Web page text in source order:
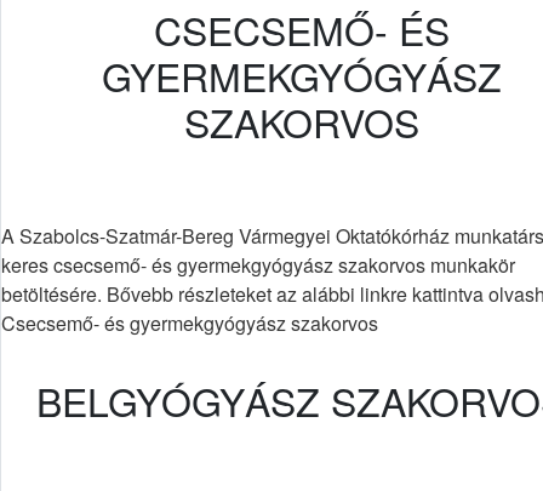
CSECSEMŐ- ÉS
GYERMEKGYÓGYÁSZ
SZAKORVOS
A Szabolcs-Szatmár-Bereg Vármegyei Oktatókórház
keres csecsemő- és gyermekgyógyász szakorvos munkakör
betöltésére. Bővebb részleteket az alábbi linkre kattintva
Csecsemő- és gyermekgyógyász szakorvos
BELGYÓGYÁSZ